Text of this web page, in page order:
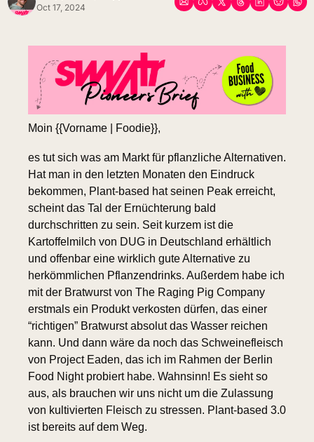
Oct 17, 2024
Moin {{Vorname | Foodie}},
es tut sich was am Markt für pflanzliche Alternativen.
Hat man in den letzten Monaten den Eindruck
bekommen, Plant-based hat seinen Peak erreicht,
scheint das Tal der Ernüchterung bald
durchschritten zu sein. Seit kurzem ist die
Kartoffelmilch von DUG in Deutschland erhältlich
und offenbar eine wirklich gute Alternative zu
herkömmlichen Pflanzendrinks. Außerdem habe ich
mit der Bratwurst von The Raging Pig Company
erstmals ein Produkt verkosten dürfen, das einer
“richtigen” Bratwurst absolut das Wasser reichen
kann. Und dann wäre da noch das Schweinefleisch
von Project Eaden, das ich im Rahmen der Berlin
Food Night probiert habe. Wahnsinn! Es sieht so
aus, als brauchen wir uns nicht um die Zulassung
von kultivierten Fleisch zu stressen. Plant-based 3.0
ist bereits auf dem Weg.